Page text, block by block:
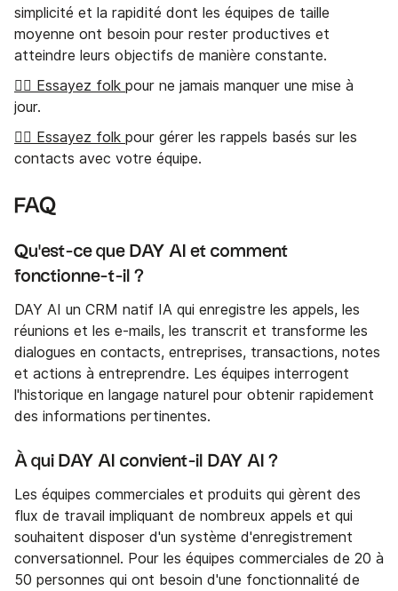
simplicité et la rapidité dont les équipes de taille
moyenne ont besoin pour rester productives et
atteindre leurs objectifs de manière constante.
👉🏼 Essayez folk pour ne jamais manquer une mise à
jour.
👉🏼 Essayez folk pour gérer les rappels basés sur les
contacts avec votre équipe.
FAQ
Qu'est-ce que DAY AI et comment
fonctionne-t-il ?
DAY AI un CRM natif IA qui enregistre les appels, les
réunions et les e-mails, les transcrit et transforme les
dialogues en contacts, entreprises, transactions, notes
et actions à entreprendre. Les équipes interrogent
l'historique en langage naturel pour obtenir rapidement
des informations pertinentes.
À qui DAY AI convient-il DAY AI ?
Les équipes commerciales et produits qui gèrent des
flux de travail impliquant de nombreux appels et qui
souhaitent disposer d'un système d'enregistrement
conversationnel. Pour les équipes commerciales de 20 à
50 personnes qui ont besoin d'une fonctionnalité de